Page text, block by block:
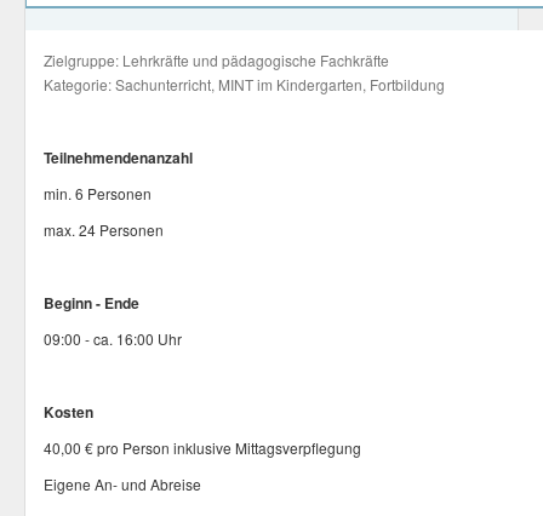
Zielgruppe: Lehrkräfte und pädagogische Fachkräfte
Kategorie: Sachunterricht, MINT im Kindergarten, Fortbildung
Teilnehmendenanzahl
min. 6 Personen
max. 24 Personen
Beginn - Ende
09:00 - ca. 16:00 Uhr
Kosten
40,00 € pro Person inklusive Mittagsverpflegung
Eigene An- und Abreise